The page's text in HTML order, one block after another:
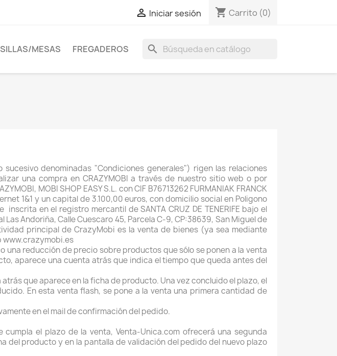
 Iniciar sesión shopping_cart Carrito (0)
SILLAS/MESAS FREGADEROS search
denominadas "Condiciones generales") rigen las relaciones
una compra en CRAZYMOBI a través de nuestro sitio web o por
MOBI SHOP EASY S.L. con CIF B76713262 FURMANIAK FRANCK
1&1 y un capital de 3.100,00 euros, con domicilio social en Poligono
en el registro mercantil de SANTA CRUZ DE TENERIFE bajo el
Las Andoriña, Calle Cuescaro 45, Parcela C-9, CP:38639, San Miguel de
principal de CrazyMobi es la venta de bienes (ya sea mediante
www.crazymobi.es
reducción de precio sobre productos que sólo se ponen a la venta
aparece una cuenta atrás que indica el tiempo que queda antes del
que aparece en la ficha de producto. Una vez concluido el plazo, el
En esta venta flash, se pone a la venta una primera cantidad de
en el mail de confirmación del pedido.
el plazo de la venta, Venta-Unica.com ofrecerá una segunda
producto y en la pantalla de validación del pedido del nuevo plazo